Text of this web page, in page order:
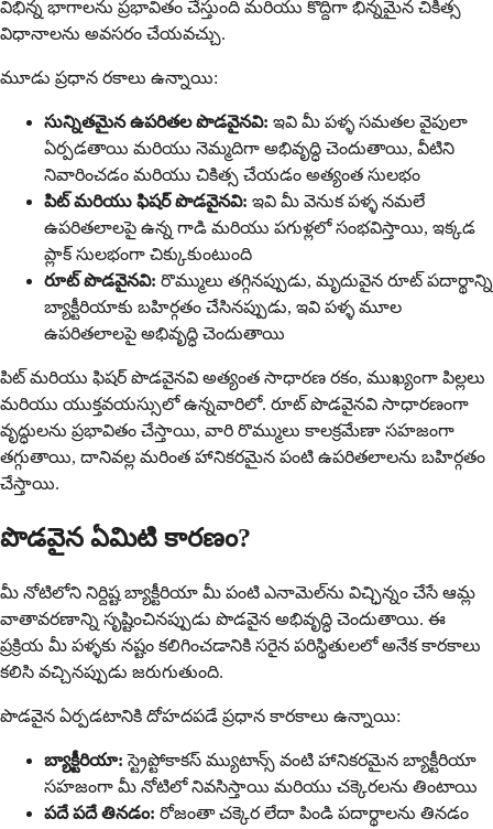
విభిన్న భాగాలను ప్రభావితం చేస్తుంది మరియు కొద్దిగా భిన్నమైన చికిత్స
విధానాలను అవసరం చేయవచ్చు.
మూడు ప్రధాన రకాలు ఉన్నాయి:
సున్నితమైన ఉపరితల పొడవైనవి: ఇవి మీ పళ్ళ సమతల వైపులా
ఏర్పడతాయి మరియు నెమ్మదిగా అభివృద్ధి చెందుతాయి, వీటిని
నివారించడం మరియు చికిత్స చేయడం అత్యంత సులభం
పిట్ మరియు ఫిషర్ పొడవైనవి: ఇవి మీ వెనుక పళ్ళ నమలే
ఉపరితలాలపై ఉన్న గాడి మరియు పగుళ్లలో సంభవిస్తాయి, ఇక్కడ
ప్లాక్ సులభంగా చిక్కుకుంటుంది
రూట్ పొడవైనవి: రొమ్ములు తగ్గినప్పుడు, మృదువైన రూట్ పదార్థాన్ని
బ్యాక్టీరియాకు బహిర్గతం చేసినప్పుడు, ఇవి పళ్ళ మూల
ఉపరితలాలపై అభివృద్ధి చెందుతాయి
పిట్ మరియు ఫిషర్ పొడవైనవి అత్యంత సాధారణ రకం, ముఖ్యంగా పిల్లలు
మరియు యుక్తవయస్సులో ఉన్నవారిలో. రూట్ పొడవైనవి సాధారణంగా
వృద్ధులను ప్రభావితం చేస్తాయి, వారి రొమ్ములు కాలక్రమేణా సహజంగా
తగ్గుతాయి, దానివల్ల మరింత హానికరమైన పంటి ఉపరితలాలను బహిర్గతం
చేస్తాయి.
పొడవైన ఏమిటి కారణం?
మీ నోటిలోని నిర్దిష్ట బ్యాక్టీరియా మీ పంటి ఎనామెల్‌ను విచ్ఛిన్నం చేసే ఆమ్ల
వాతావరణాన్ని సృష్టించినప్పుడు పొడవైన అభివృద్ధి చెందుతాయి. ఈ
ప్రక్రియ మీ పళ్ళకు నష్టం కలిగించడానికి సరైన పరిస్థితులలో అనేక కారకాలు
కలిసి వచ్చినప్పుడు జరుగుతుంది.
పొడవైన ఏర్పడటానికి దోహదపడే ప్రధాన కారకాలు ఉన్నాయి:
బ్యాక్టీరియా: స్ట్రెప్టోకాకస్ మ్యుటాన్స్ వంటి హానికరమైన బ్యాక్టీరియా
సహజంగా మీ నోటిలో నివసిస్తాయి మరియు చక్కెరలను తింటాయి
పదే పదే తినడం: రోజంతా చక్కెర లేదా పిండి పదార్థాలను తినడం